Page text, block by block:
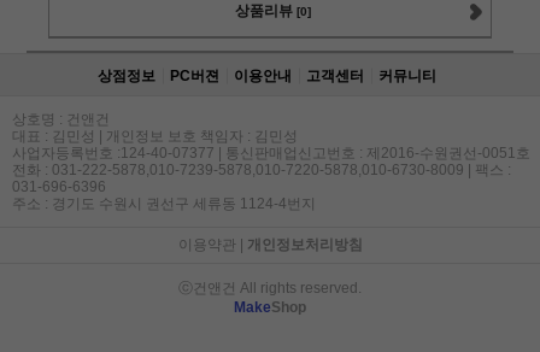
상품리뷰 [0]
상점정보 PC버젼 이용안내 고객센터 커뮤니티
상호명 : 건앤건
대표 : 김민성 | 개인정보 보호 책임자 : 김민성
사업자등록번호 :124-40-07377 | 통신판매업신고번호 : 제2016-수원권선-0051호
전화 : 031-222-5878,010-7239-5878,010-7220-5878,010-6730-8009 | 팩스 :
031-696-6396
주소 : 경기도 수원시 권선구 세류동 1124-4번지
이용약관 개인정보처리방침
ⓒ건앤건 All rights reserved.
MakeShop